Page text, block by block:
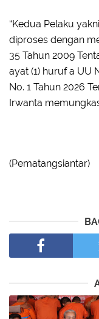
“Kedua Pelaku
diproses dengan
35 Tahun 2009
ayat (1) huruf a UU
No. 1 Tahun 2026
Irwanta
(Pematangsiantar)